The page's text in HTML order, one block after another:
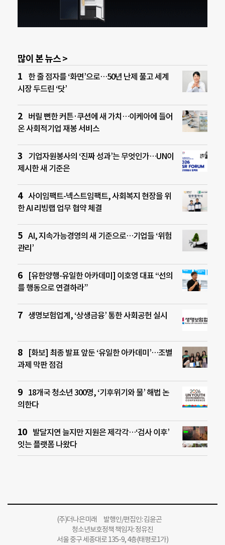
많이 본 뉴스 >
한 줄 점자를 ‘화면’으로…50년 난제 풀고 세계
시장 두드린 ‘닷’
버릴 뻔한 커튼·쿠션에 새 가치…이케아에 들어
온 사회적기업 재봉 서비스
기업자원봉사의 ‘진짜 성과’는 무엇인가…UN이
제시한 새 기준은
사이임팩트-넥스트임팩트, 사회복지 현장을 위
한 AI 리빙랩 업무 협약 체결
AI, 지속가능경영의 새 기준으로…기업들 ‘위험
관리’
[유한양행-유일한 아카데미] 이호영 대표 “선의
를 행동으로 연결하라”
생명보험업계, ‘상생금융’ 통한 사회공헌 실시
[화보] 최종 발표 앞둔 ‘유일한 아카데미’…조별
과제 막판 점검
18개국 청소년 300명, ‘기후위기와 물’ 해법 논
의한다
발달지연 늘지만 지원은 제각각…‘검사 이후’
잇는 플랫폼 나왔다
(주)더나은미래 발행인/편집인: 김윤곤
청소년보호정책 책임자: 정유진
서울 중구 세종대로 135-9, 4층(태평로1가)